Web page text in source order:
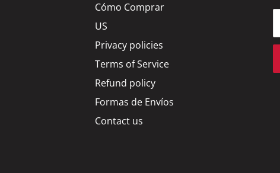
Cómo Comprar
US
Privacy policies
Terms of Service
Refund policy
Formas de Envíos
Contact us